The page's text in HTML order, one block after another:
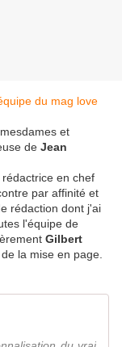
et
de Jean
rédactrice en chef
par affinité et
rédaction dont j'ai
l'équipe de
Gilbert
la mise en page.